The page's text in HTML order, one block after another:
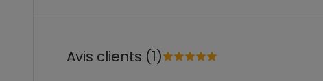
Avis clients (1)